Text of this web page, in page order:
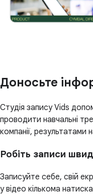
Доносьте
Cтудія запису Vids
проводити навчальні
компанії,
Робіть записи
Записуйте себе, свій
у відео кількома